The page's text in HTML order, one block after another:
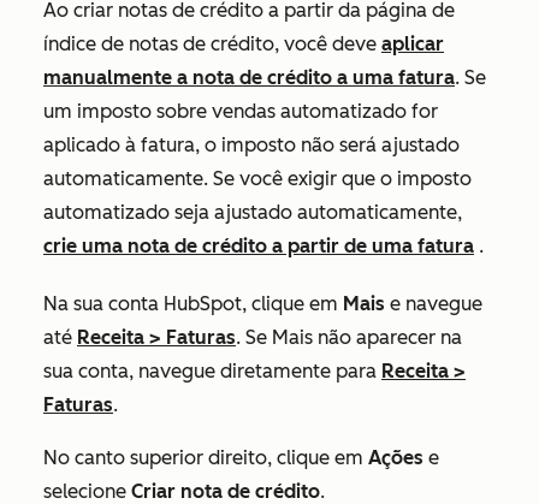
Ao criar notas de crédito a partir da página de
índice de notas de crédito, você deve aplicar
manualmente a nota de crédito a uma fatura. Se
um imposto sobre vendas automatizado for
aplicado à fatura, o imposto não será ajustado
automaticamente. Se você exigir que o imposto
automatizado seja ajustado automaticamente,
crie uma nota de crédito a partir de uma fatura .
Na sua conta HubSpot, clique em Mais e navegue
até Receita > Faturas. Se Mais não aparecer na
sua conta, navegue diretamente para Receita >
Faturas.
No canto superior direito, clique em Ações e
selecione Criar nota de crédito.